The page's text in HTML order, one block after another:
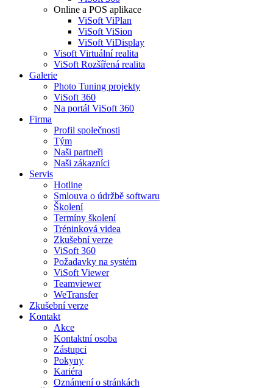
Online a POS aplikace
ViSoft ViPlan
ViSoft ViSion
ViSoft ViDisplay
Visoft Virtuální realita
ViSoft Rozšířená realita
Galerie
Photo Tuning projekty
ViSoft 360
Na portál ViSoft 360
Firma
Profil společnosti
Tým
Naši partneři
Naši zákazníci
Servis
Hotline
Smlouva o údržbě softwaru
Školení
Termíny školení
Tréninková videa
Zkušební verze
ViSoft 360
Požadavky na systém
ViSoft Viewer
Teamviewer
WeTransfer
Zkušební verze
Kontakt
Akce
Kontaktní osoba
Zástupci
Pokyny
Kariéra
Oznámení o stránkách